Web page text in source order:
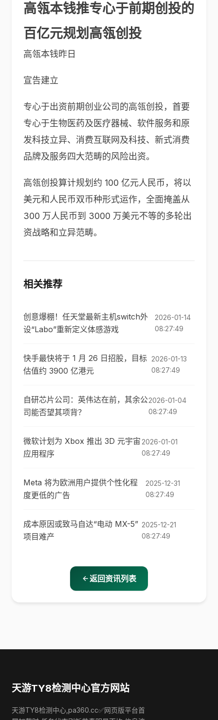
高瓴本钱推专心于前期创投的
百亿元规划高瓴创投
高瓴本钱昨日
宣告建立
专心于出资前期创业公司的高瓴创投，首要
专心于生物医药及医疗器械、软件服务和原
发科技立异、消费互联网及科技、新式消费
品牌及服务四大范畴的风险出资。
高瓴创投算计规划约 100 亿元人民币，将以
美元和人民币双币种形式运作，全面掩盖从
300 万人民币到 3000 万美元不等的多轮出
资战略和立异范畴。
相关推荐
创意爆棚！任天堂最新主机switch外
设“Labo”重新定义体感游戏
2026-01-14
08:27:49
快手最快将于 1 月 26 日招股，目标
估值约 3900 亿港元
2026-01-13
08:27:49
自研芯片公司：英伟达在前，其余公
司能否望其项背？
2026-01-04
08:27:49
微软计划为 Xbox 推出 3D 元宇宙
应用程序
2026-01-01
08:27:49
Meta 将为欧洲用户提供个性化程
度更低的广告
2025-12-31
08:27:49
成本原因或致马自达“电动 MX-5”
项目难产
2025-12-21
08:27:49
返回资讯列表
天游TY8检测中心官方网站
天游TY8检测中心,pa360.cc✅网页版平台首